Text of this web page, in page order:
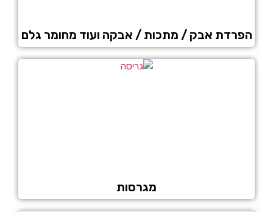
הפרדת אבק / מתכות / אבקה ועוד מחומר גלם
מגרסות